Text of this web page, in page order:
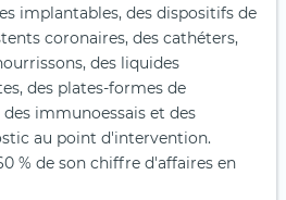
implantables, des dispositifs de
coronaires, des cathéters,
des liquides
des plates-formes de
immunoessais et des
au point d'intervention.
% de son chiffre d'affaires en